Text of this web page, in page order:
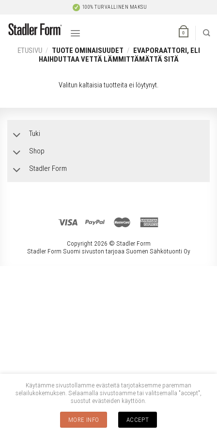
content
100% TURVALLINEN MAKSU
0
ETUSIVU / TUOTE OMINAISUUDET / EVAPORAATTORI, ELI
HAIHDUTTAA VETTÄ LÄMMITTÄMÄTTÄ SITÄ
Valitun kaltaisia tuotteita ei löytynyt.
Tuki
Shop
Stadler Form
Copyright 2026 © Stadler Form
Stadler Form Suomi sivuston tarjoaa Suomen Sähkötuonti Oy
Käytämme sivustollamme evästeitä tarjotaksemme paremman
selailukokemuksen. Selaamalla sivustoamme tai valitsemalla "accept",
suostut evästeiden käyttöön.
MORE INFO ACCEPT